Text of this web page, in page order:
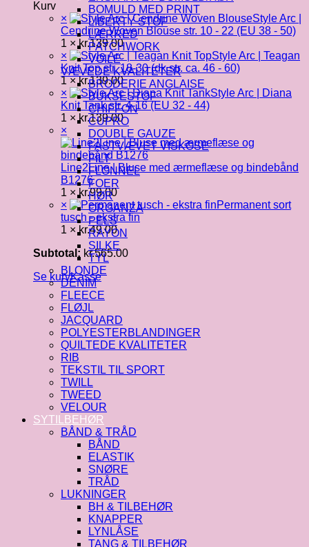
Kurv
×
Style Arc |
Cendrine Woven Blouse str. 10 - 22 (EU 38 - 50)
1 ×kr.139.00
×
Style Arc | Teagan
Knit Top str. 18-30 (dk str. ca. 46 - 60)
1 ×kr.139.00
×
Style Arc | Diana
Knit Tank str. 4-16 (EU 32 - 44)
1 ×kr.139.00
×
Line2Line | Bluse med ærmeflæse og bindebånd
B1276
1 ×kr.99.00
×
Permanent sort
tusch - ekstra fin
1 ×kr.49.00
Subtotal: kr.565.00
Se kurvKasse
BOMULD MED PRINT
LIBERTY STOF
LÆRRED
PATCHWORK
VOILE
VÆVEDE KVALITETER
BRODERIE ANGLAISE
BUKSESTOF
CHIFFON
CUPRO
DOUBLE GAUZE
FASTVÆVET VISKOSE
FILT
FLONNEL
FOER
HØR
ORGANZA
PELS
RAYON
SILKE
TYL
BLONDE
DENIM
FLEECE
FLØJL
JACQUARD
POLYESTERBLANDINGER
QUILTEDE KVALITETER
RIB
TEKSTIL TIL SPORT
TWILL
TWEED
VELOUR
SYTILBEHØR
BÅND & TRÅD
BÅND
ELASTIK
SNØRE
TRÅD
LUKNINGER
BH & TILBEHØR
KNAPPER
LYNLÅSE
TANG & TILBEHØR